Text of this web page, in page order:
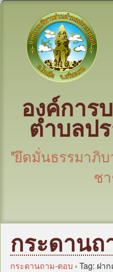
องค์การ
ตำบลป
"ยึดมั่นธรรมาภิบ
ช
บุคลากร
ข้อมูลหน่วยงาน
กระดานถ
กระดานถาม-ตอบ › Tag: ฝา